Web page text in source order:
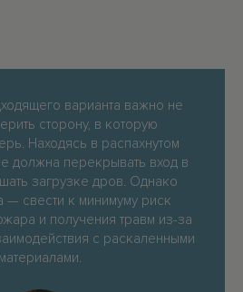
варианта важно не
сторону, в которую
Находясь в распахнутом
должна перекрывать вход в
загрузке дров. Однако
— свести к минимуму риск
и получения травм из-за
с раскаленными
материалами.